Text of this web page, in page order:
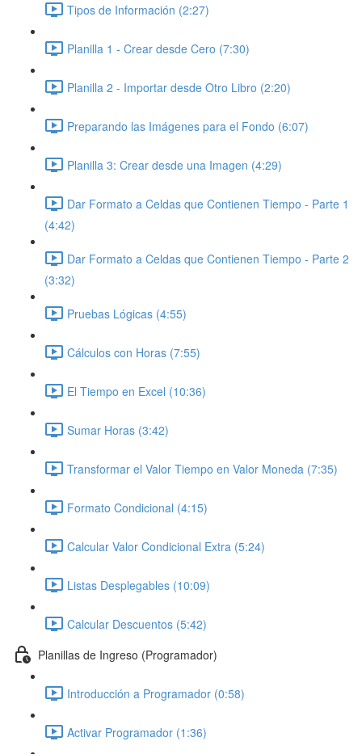
Tipos de Información (2:27)
Planilla 1 - Crear desde Cero (7:30)
Planilla 2 - Importar desde Otro Libro (2:20)
Preparando las Imágenes para el Fondo (6:07)
Planilla 3: Crear desde una Imagen (4:29)
Dar Formato a Celdas que Contienen Tiempo - Parte 1
(4:42)
Dar Formato a Celdas que Contienen Tiempo - Parte 2
(3:32)
Pruebas Lógicas (4:55)
Cálculos con Horas (7:55)
El Tiempo en Excel (10:36)
Sumar Horas (3:42)
Transformar el Valor Tiempo en Valor Moneda (7:35)
Formato Condicional (4:15)
Calcular Valor Condicional Extra (5:24)
Listas Desplegables (10:09)
Calcular Descuentos (5:42)
Planillas de Ingreso (Programador)
Introducción a Programador (0:58)
Activar Programador (1:36)